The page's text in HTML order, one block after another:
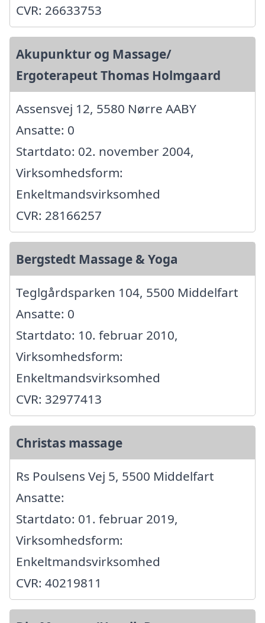
CVR: 26633753
Akupunktur og Massage/
Ergoterapeut Thomas Holmgaard
Assensvej 12, 5580 Nørre AABY
Ansatte: 0
Startdato: 02. november 2004,
Virksomhedsform:
Enkeltmandsvirksomhed
CVR: 28166257
Bergstedt Massage & Yoga
Teglgårdsparken 104, 5500 Middelfart
Ansatte: 0
Startdato: 10. februar 2010,
Virksomhedsform:
Enkeltmandsvirksomhed
CVR: 32977413
Christas massage
Rs Poulsens Vej 5, 5500 Middelfart
Ansatte:
Startdato: 01. februar 2019,
Virksomhedsform:
Enkeltmandsvirksomhed
CVR: 40219811